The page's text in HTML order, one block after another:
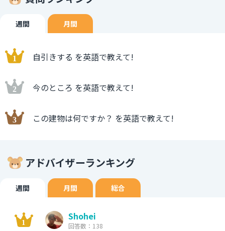
週間 月間
自引きする を英語で教えて!
今のところ を英語で教えて!
この建物は何ですか？ を英語で教えて!
アドバイザーランキング
週間 月間 総合
Shohei
回答数：138